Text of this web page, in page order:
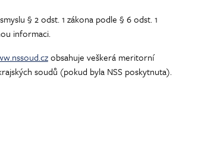
§ 2 odst. 1 zákona podle § 6 odst. 1
informaci.
obsahuje veškerá meritorní
soudů (pokud byla NSS poskytnuta).